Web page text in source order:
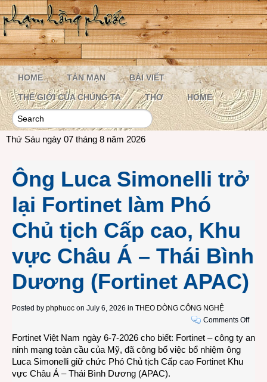
HOME TẢN MẠN BÀI VIẾT
THẾ GIỚI CỦA CHÚNG TA THƠ HOME
Thứ Sáu ngày 07 tháng 8 năm 2026
Ông Luca Simonelli trở
lại Fortinet làm Phó
Chủ tịch Cấp cao, Khu
vực Châu Á – Thái Bình
Dương (Fortinet APAC)
Posted by phphuoc on July 6, 2026 in THEO DÒNG CÔNG NGHỆ
Comments Offon
Luca
Fortinet Việt Nam ngày 6-7-2026 cho biết: Fortinet – công ty an
ninh mạng toàn cầu của Mỹ, đã công bố việc bổ nhiệm ông
Luca Simonelli giữ chức Phó Chủ tịch Cấp cao Fortinet Khu
vực Châu Á – Thái Bình Dương (APAC).